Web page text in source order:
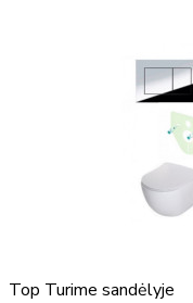
Top Turime sandėlyje